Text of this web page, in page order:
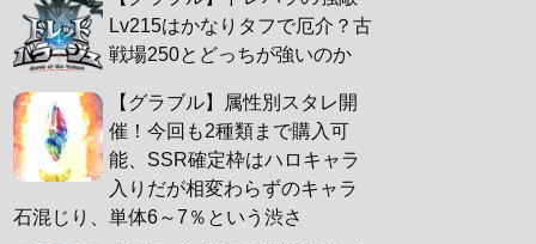
Lv215はかなりタフで厄介？古
戦場250とどっちが強いのか
【グラブル】属性別スタレ開
催！今回も2種類まで購入可
能、SSR確定枠はハロキャラ
入りだが相変わらずのキャラ
石混じり、単体6～7％という渋さ